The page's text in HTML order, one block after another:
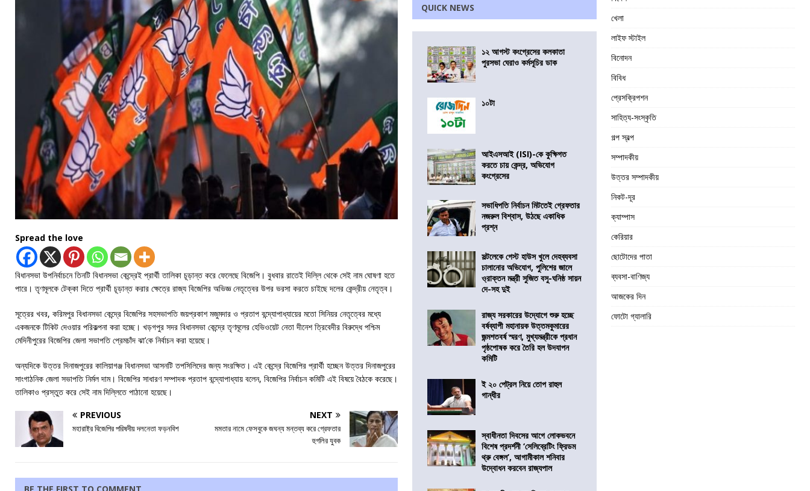
Spread the love
বিধানসভা উপনির্বাচনে তিনটি বিধানসভা কেন্দ্রেই প্রার্থী তালিকা চূড়ান্ত করে ফেলেছে বিজেপি। বুধবার রাতেই দিল্লি থেকে সেই নাম ঘোষণা হতে
পারে। তৃণমূলকে টেক্কা দিতে প্রার্থী চূড়ান্ত করার ক্ষেত্রে রাজ্য বিজেপির অভিজ্ঞ নেতৃত্বের উপর ভরসা করতে চাইছে দলের কেন্দ্রীয় নেতৃত্ব।
সূত্রের খবর, করিমপুর বিধানসভা কেন্দ্রে বিজেপির সহসভাপতি জয়প্রকাশ মজুমদার ও প্রতাপ বন্দ্যোপাধ্যায়ের মতো সিনিয়র নেতৃত্বের মধ্যে
একজনকে টিকিট দেওয়ার পরিকল্পনা করা হচ্ছে। খড়গপুর সদর বিধানসভা কেন্দ্রে তৃণমূলের হেভিওয়েট নেতা দীনেশ ত্রিবেদীর বিরুদ্ধে পশ্চিম
মেদিনীপুরের বিজেপির জেলা সভাপতি প্রেমচাঁদ ঝা’কে নির্বাচন করা হয়েছে।
অন্যদিকে উত্তর দিনাজপুরের কালিয়াগঞ্জ বিধানসভা আসনটি তপসিলিদের জন্য সংরক্ষিত। এই কেন্দ্রে বিজেপির প্রার্থী হচ্ছেন উত্তর দিনাজপুরের
সাংগাঠনিক জেলা সভাপতি নির্মল দাম। বিজেপির সাধারণ সম্পাদক প্রতাপ বন্দ্যোপাধ্যায় বলেন, বিজেপির নির্বাচন কমিটি এই বিষয়ে বৈঠকে করেছে।
তালিকাও প্রস্তুত করে সেই নাম দিল্লিতে পাঠানো হয়েছে।
PREVIOUS
মহারাষ্ট্র বিজেপির পরিষদীয় দলনেতা ফড়নবিশ
NEXT
মমতার নামে ফেসবুকে জঘন্য মন্তব্য করে গ্রেফতার
হুগলির যুবক
QUICK NEWS
১২ আগস্ট কংগ্রেসের কলকাতা
পুরসভা ঘেরাও কর্মসূচির ডাক
১০টা
আইএসআই (ISI)-কে কুক্ষিগত
করতে চায় কেন্দ্র, অভিযোগ
কংগ্রেসের
সভাধিপতি নির্বাচন মিটতেই গ্রেফতার
নজরুল বিশ্বাস, উঠছে একাধিক
প্রশ্ন
সল্টলেকে গেস্ট হাউস খুলে দেহব্যবসা
চালানোর অভিযোগ, পুলিশের জালে
ও্রাক্তন মন্ত্রী সুজিত বসু-ঘনিষ্ঠ সায়ন
দে-সহ দুই
রাজ্য সরকারের উদ্যোগে শুরু হচ্ছে
বর্ষব্যাপী মহানায়ক উত্তমকুমারের
জন্মশতবর্ষ স্মরণ, মুখ্যমন্ত্রীকে প্রধান
পৃষ্ঠপোষক করে তৈরি হল উদযাপন
কমিটি
ই ২০ পেট্রল নিয়ে তোপ রাহুল
গান্ধীর
স্বাধীনতা দিবসের আগে লোকভবনে
বিশেষ প্রদর্শনী ‘সেলিব্রেটিং ফ্রিডম
থ্রু বেঙ্গল’, আগামীকাল শনিবার
উদ্বোধন করবেন রাজ্যপাল
খেলা
লাইফ স্টাইল
বিনোদন
বিবিধ
প্রেসক্রিপশন
সাহিত্য-সংস্কৃতি
গল্প স্বল্প
সম্পাদকীয়
উত্তর সম্পাদকীয়
নিকট-দূর
ক্যাম্পাস
কেরিয়ার
ছোটোদের পাতা
ব্যবসা-বাণিজ্য
আজকের দিন
ফোটো গ্যালারি